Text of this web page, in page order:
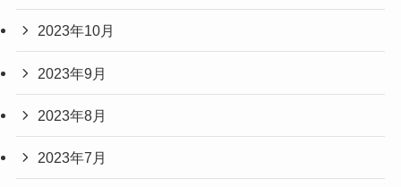
2023年10月
2023年9月
2023年8月
2023年7月